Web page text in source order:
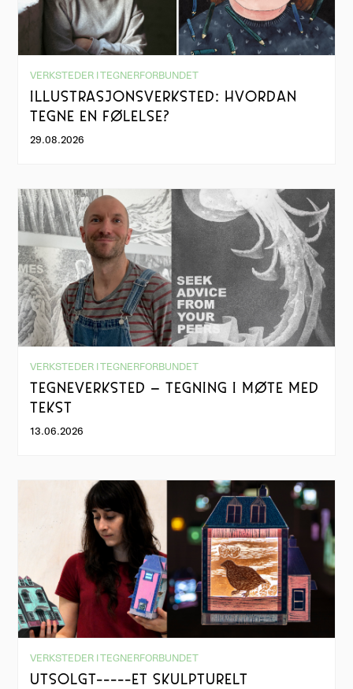
VERKSTEDER I TEGNERFORBUNDET
ILLUSTRASJONSVERKSTED: HVORDAN
TEGNE EN FØLELSE?
29.08.2026
VERKSTEDER I TEGNERFORBUNDET
TEGNEVERKSTED – TEGNING I MØTE MED
TEKST
13.06.2026
VERKSTEDER I TEGNERFORBUNDET
UTSOLGT-----ET SKULPTURELT